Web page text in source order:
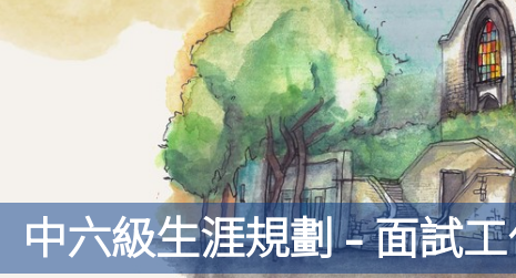
中六級生涯規劃 - 面試